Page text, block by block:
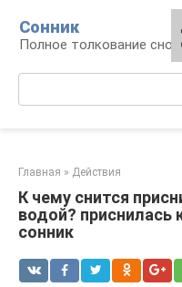
контенту
Сонник
Полное толкование снов
Главная » Действия
К чему снится
водой? приснилась
сонник